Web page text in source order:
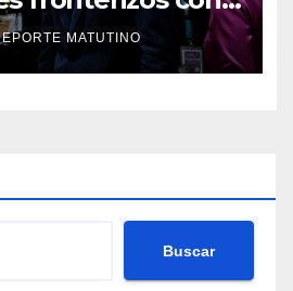
rechazo de Roma
MATUTINO
Buscar